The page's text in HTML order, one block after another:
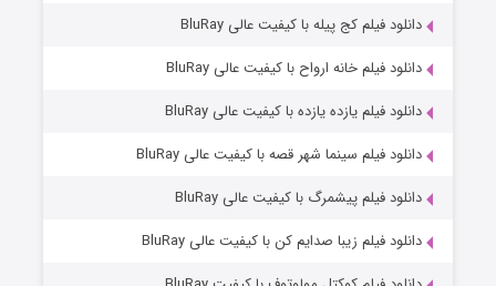
دانلود فیلم کج‌ پیله با کیفیت عالی BluRay
دانلود فیلم خانه ارواح با کیفیت عالی BluRay
دانلود فیلم یازده یازده با کیفیت عالی BluRay
دانلود فیلم سینما شهر قصه با کیفیت عالی BluRay
دانلود فیلم پیشمرگ با کیفیت عالی BluRay
دانلود فیلم زیبا صدایم کن با کیفیت عالی BluRay